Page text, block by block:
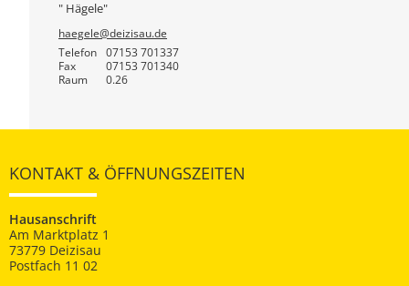
haegele@deizisau.de
Telefon
07153 701337
Fax 07153 701340
Raum 0.26
KONTAKT & ÖFFNUNGSZEITEN
Hausanschrift
Am Marktplatz 1
73779 Deizisau
Postfach 11 02